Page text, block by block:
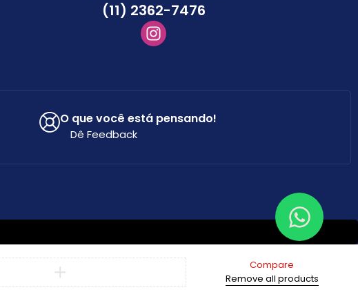
(11) 2362-7476
O que você está pensando!
Dê Feedback
Compare
Remove all products